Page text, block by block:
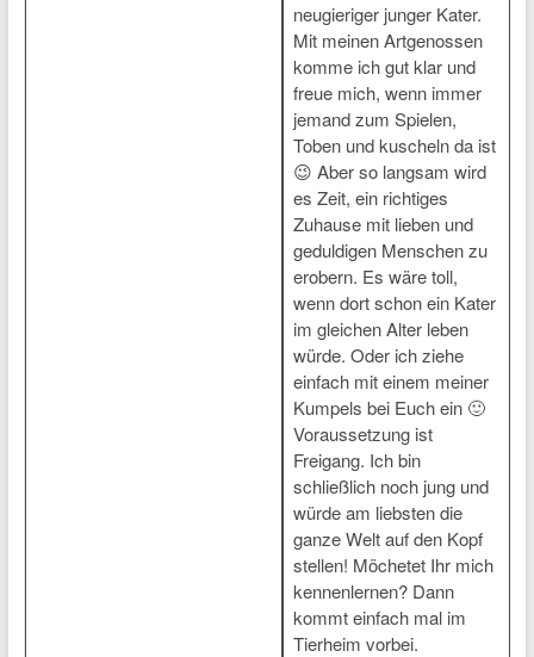
neugieriger junger Kater.
Mit meinen Artgenossen
komme ich gut klar und
freue mich, wenn immer
jemand zum Spielen,
Toben und kuscheln da ist
😉 Aber so langsam wird
es Zeit, ein richtiges
Zuhause mit lieben und
geduldigen Menschen zu
erobern. Es wäre toll,
wenn dort schon ein Kater
im gleichen Alter leben
würde. Oder ich ziehe
einfach mit einem meiner
Kumpels bei Euch ein 🙂
Voraussetzung ist
Freigang. Ich bin
schließlich noch jung und
würde am liebsten die
ganze Welt auf den Kopf
stellen! Möchetet Ihr mich
kennenlernen? Dann
kommt einfach mal im
Tierheim vorbei.